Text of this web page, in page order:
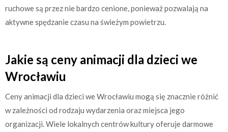
ruchowe są przez nie bardzo cenione, ponieważ pozwalają na
aktywne spędzanie czasu na świeżym powietrzu.
Jakie są ceny animacji dla dzieci we
Wrocławiu
Ceny animacji dla dzieci we Wrocławiu mogą się znacznie różnić
w zależności od rodzaju wydarzenia oraz miejsca jego
organizacji. Wiele lokalnych centrów kultury oferuje darmowe